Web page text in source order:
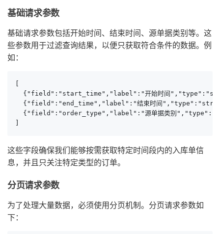
基础请求参数
基础请求参数包括开始时间、结束时间、源单据类别等。这
些参数用于过滤查询结果，以便只获取符合条件的数据。例
如：
{"field":"start_time","label":"开始时间
{"field":"end_time","label":"结束时间
{"field":"order_type","label":"源单据类别
这些字段确保我们能够按需获取特定时间段内的入库单信
息，并且只关注特定类型的订单。
分页请求参数
为了处理大量数据，必须使用分页机制。分页请求参数如
下：